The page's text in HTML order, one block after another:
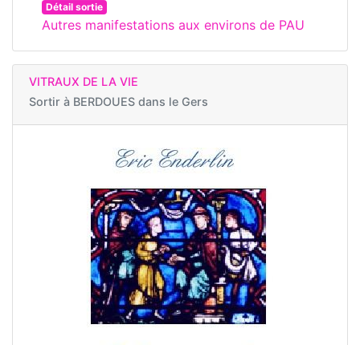
Détail sortie
Autres manifestations aux environs de PAU
VITRAUX DE LA VIE
Sortir à BERDOUES dans le Gers